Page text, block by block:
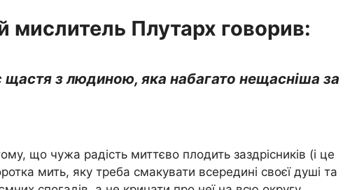
мислитель Плутарх говорив:
щастя з людиною, яка набагато нещасніша за
що чужа радість миттєво плодить заздрісників (і це
мить, яку треба смакувати всередині своєї душі та